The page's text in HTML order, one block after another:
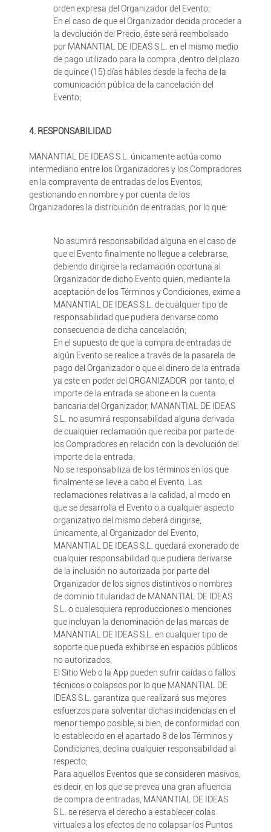
orden expresa del Organizador del Evento;
En el caso de que el Organizador decida proceder a
la devolución del Precio, éste será reembolsado
por MANANTIAL DE IDEAS S.L. en el mismo medio
de pago utilizado para la compra ,dentro del plazo
de quince (15) días hábiles desde la fecha de la
comunicación pública de la cancelación del
Evento;
4. RESPONSABILIDAD
MANANTIAL DE IDEAS S.L. únicamente actúa como
intermediario entre los Organizadores y los Compradores
en la compraventa de entradas de los Eventos,
gestionando en nombre y por cuenta de los
Organizadores la distribución de entradas, por lo que:
No asumirá responsabilidad alguna en el caso de
que el Evento finalmente no llegue a celebrarse,
debiendo dirigirse la reclamación oportuna al
Organizador de dicho Evento quien, mediante la
aceptación de los Términos y Condiciones, exime a
MANANTIAL DE IDEAS S.L. de cualquier tipo de
responsabilidad que pudiera derivarse como
consecuencia de dicha cancelación;
En el supuesto de que la compra de entradas de
algún Evento se realice a través de la pasarela de
pago del Organizador o que el dinero de la entrada
ya este en poder del ORGANIZADOR por tanto, el
importe de la entrada se abone en la cuenta
bancaria del Organizador, MANANTIAL DE IDEAS
S.L. no asumirá responsabilidad alguna derivada
de cualquier reclamación que reciba por parte de
los Compradores en relación con la devolución del
importe de la entrada;
No se responsabiliza de los términos en los que
finalmente se lleve a cabo el Evento. Las
reclamaciones relativas a la calidad, al modo en
que se desarrolla el Evento o a cualquier aspecto
organizativo del mismo deberá dirigirse,
únicamente, al Organizador del Evento;
MANANTIAL DE IDEAS S.L. quedará exonerado de
cualquier responsabilidad que pudiera derivarse
de la inclusión no autorizada por parte del
Organizador de los signos distintivos o nombres
de dominio titularidad de MANANTIAL DE IDEAS
S.L. o cualesquiera reproducciones o menciones
que incluyan la denominación de las marcas de
MANANTIAL DE IDEAS S.L. en cualquier tipo de
soporte que pueda exhibirse en espacios públicos
no autorizados;
El Sitio Web o la App pueden sufrir caídas o fallos
técnicos o colapsos por lo que MANANTIAL DE
IDEAS S.L. garantiza que realizará sus mejores
esfuerzos para solventar dichas incidencias en el
menor tiempo posible, si bien, de conformidad con
lo establecido en el apartado 8 de los Términos y
Condiciones, declina cualquier responsabilidad al
respecto;
Para aquellos Eventos que se consideren masivos,
es decir, en los que se prevea una gran afluencia
de compra de entradas, MANANTIAL DE IDEAS
S.L. se reserva el derecho a establecer colas
virtuales a los efectos de no colapsar los Puntos